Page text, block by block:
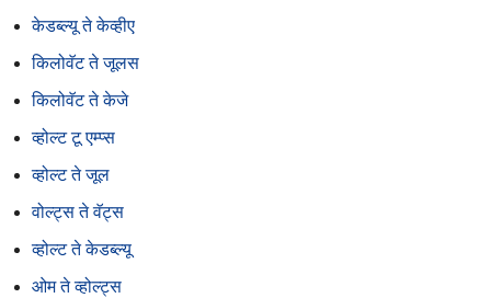
केडब्ल्यू ते केव्हीए
किलोवॅट ते जूलस
किलोवॅट ते केजे
व्होल्ट टू एम्प्स
व्होल्ट ते जूल
वोल्ट्स ते वॅट्स
व्होल्ट ते केडब्ल्यू
ओम ते व्होल्ट्स